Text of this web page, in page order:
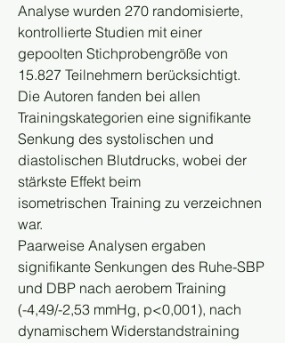
Analyse wurden 270 randomisierte,
kontrollierte Studien mit einer
gepoolten Stichprobengröße von
15.827 Teilnehmern berücksichtigt.
Die Autoren fanden bei allen
Trainingskategorien eine signifikante
Senkung des systolischen und
diastolischen Blutdrucks, wobei der
stärkste Effekt beim
isometrischen Training zu verzeichnen
war.
Paarweise Analysen ergaben
signifikante Senkungen des Ruhe-SBP
und DBP nach aerobem Training
(-4,49/-2,53 mmHg, p<0,001), nach
dynamischem Widerstandstraining